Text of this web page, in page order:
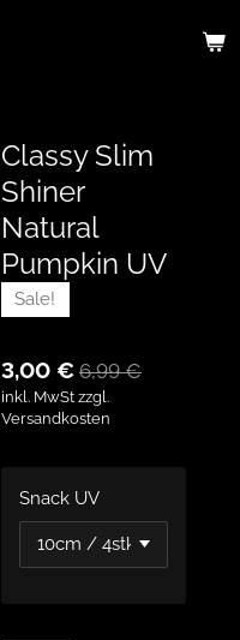
Classy Slim
Shiner
Natural
Pumpkin UV
Sale!
3,00 € 6,99 €
inkl. MwSt zzgl.
Versandkosten
Snack UV